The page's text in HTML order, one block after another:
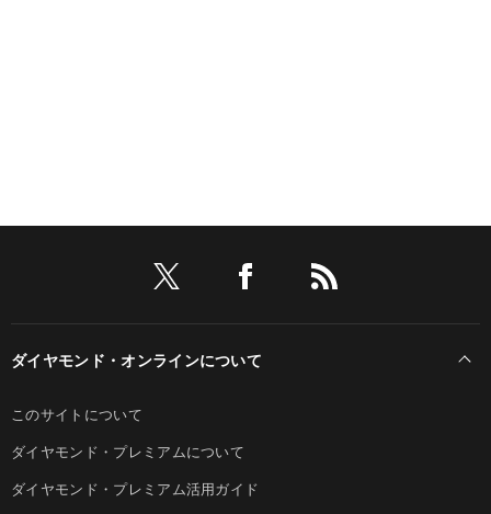
ダイヤモンド・オンラインについて
このサイトについて
ダイヤモンド・プレミアムについて
ダイヤモンド・プレミアム活用ガイド